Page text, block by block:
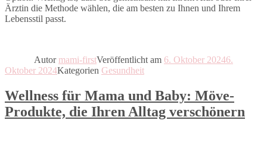
Ärztin die Methode wählen, die am besten zu Ihnen und Ihrem
Lebensstil passt.
Autor mami-firstVeröffentlicht am 6. Oktober 20246.
Oktober 2024Kategorien Gesundheit
Wellness für Mama und Baby: Möve-
Produkte, die Ihren Alltag verschönern